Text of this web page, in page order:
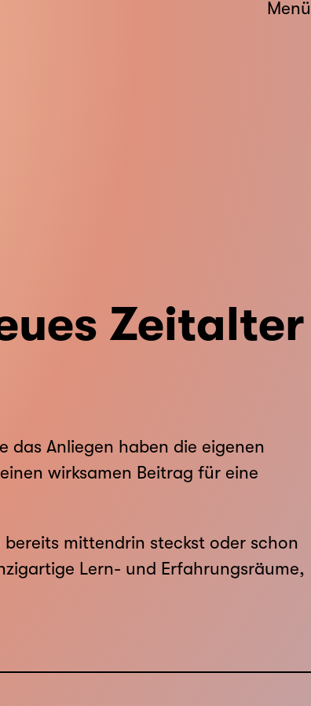
Menü
Zeitalter
das Anliegen haben die eigenen
wirksamen Beitrag für eine
mittendrin steckst oder schon
Lern- und Erfahrungsräume,